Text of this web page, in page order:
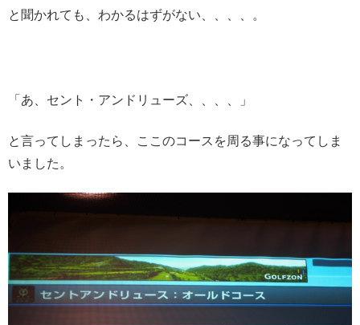
と聞かれても、わかるはずがない、、、、。
「あ、セント・アンドリューズ、、、、」
と言ってしまったら、ここのコースを周る事になってしま
いました。